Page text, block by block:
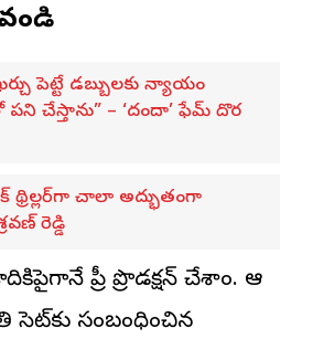
ఖర్చు పెట్టే డబ్బులకు న్యాయం
చేస్తాను” – ‘దందా’ ఫేమ్ దొర
థ్రిల్లర్‌గా చాలా అద్భుతంగా
రెడ్డి
ప్రీ ప్రొడక్షన్ చేశాం. ఆ
సంబంధించిన